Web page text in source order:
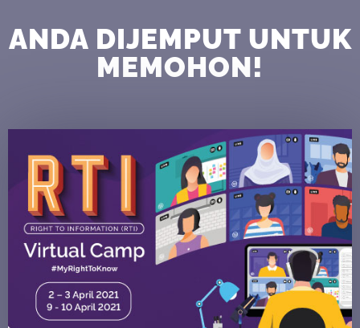
ANDA DIJEMPUT UNTUK
MEMOHON!